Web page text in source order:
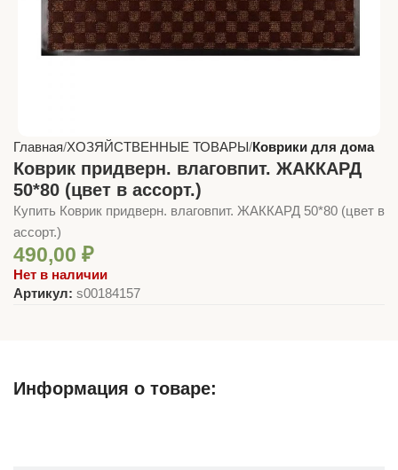
Главная ХОЗЯЙСТВЕННЫЕ ТОВАРЫ Коврики для дома
Коврик придверн. влаговпит. ЖАККАРД
50*80 (цвет в ассорт.)
Купить Коврик придверн. влаговпит. ЖАККАРД 50*80 (цвет в
ассорт.)
490,00 ₽
Нет в наличии
Артикул: s00184157
Информация о товаре: